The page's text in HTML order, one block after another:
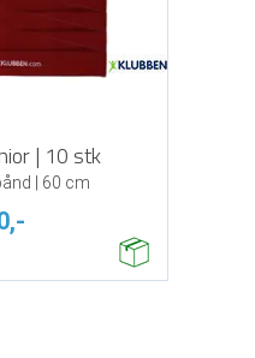
| 10 stk
| 60 cm